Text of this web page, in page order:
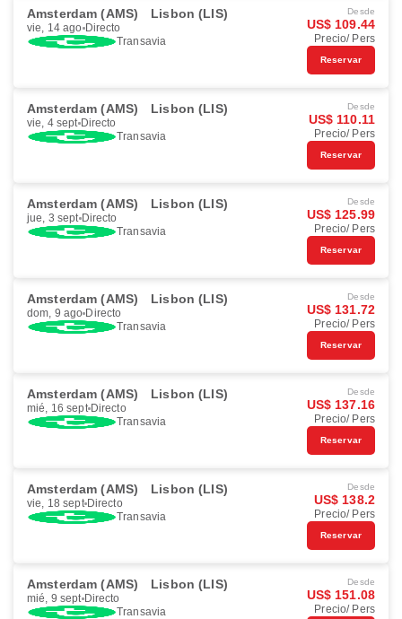
Amsterdam (AMS) Lisbon (LIS)
vie, 14 ago Directo
Transavia
Desde
US$ 109.44
Precio/ Pers
Reservar
Amsterdam (AMS) Lisbon (LIS)
vie, 4 sept Directo
Transavia
Desde
US$ 110.11
Precio/ Pers
Reservar
Amsterdam (AMS) Lisbon (LIS)
jue, 3 sept Directo
Transavia
Desde
US$ 125.99
Precio/ Pers
Reservar
Amsterdam (AMS) Lisbon (LIS)
dom, 9 ago Directo
Transavia
Desde
US$ 131.72
Precio/ Pers
Reservar
Amsterdam (AMS) Lisbon (LIS)
mié, 16 sept Directo
Transavia
Desde
US$ 137.16
Precio/ Pers
Reservar
Amsterdam (AMS) Lisbon (LIS)
vie, 18 sept Directo
Transavia
Desde
US$ 138.2
Precio/ Pers
Reservar
Amsterdam (AMS) Lisbon (LIS)
mié, 9 sept Directo
Transavia
Desde
US$ 151.08
Precio/ Pers